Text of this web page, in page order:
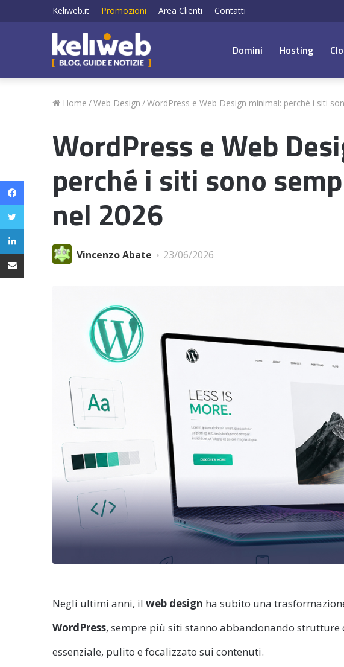
Keliweb.it Promozioni Area Clienti Contatti
Domini Hosting
Home /Web Design /WordPress e Web Design minimal: perché i siti
WordPress e Web
perché i siti sono
nel 2026
Vincenzo Abate 23/06/2026
Negli ultimi anni, il web design ha subito una
WordPress, sempre più siti stanno abbandonando strutture
essenziale, pulito e focalizzato sui contenuti.
Facebook
Twitter
LinkedIn
Condividi via email